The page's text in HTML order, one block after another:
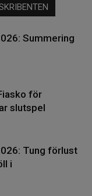
Summering
för
slutspel
Tung förlust
i